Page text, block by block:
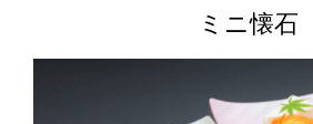
ミニ懐石